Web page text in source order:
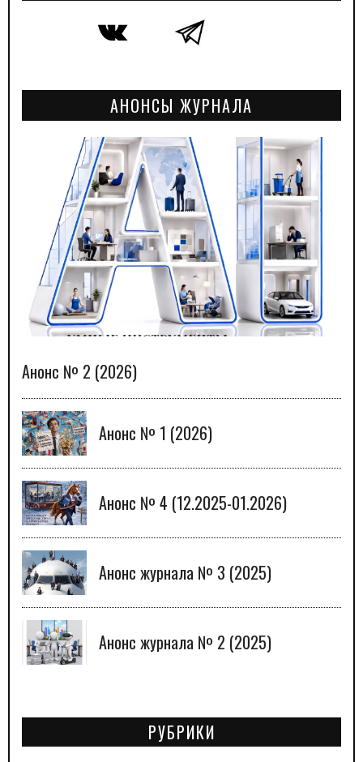
АНОНСЫ ЖУРНАЛА
Анонс № 2 (2026)
Анонс № 1 (2026)
Анонс № 4 (12.2025-01.2026)
Анонс журнала № 3 (2025)
Анонс журнала № 2 (2025)
РУБРИКИ